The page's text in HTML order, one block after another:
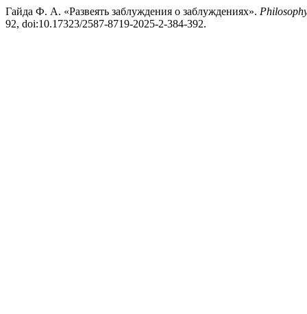
Гайда Ф. А. «Развеять заблуждения о заблуждениях».
92, doi:10.17323/2587-8719-2025-2-384-392.